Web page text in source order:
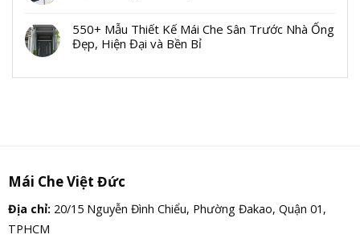
550+ Mẫu Thiết Kế Mái Che Sân Trước Nhà Ống
Đẹp, Hiện Đại và Bền Bỉ
Mái Che Việt Đức
Địa chỉ:20/15 Nguyễn Đình Chiểu, Phường Đakao, Quận 01,
TPHCM